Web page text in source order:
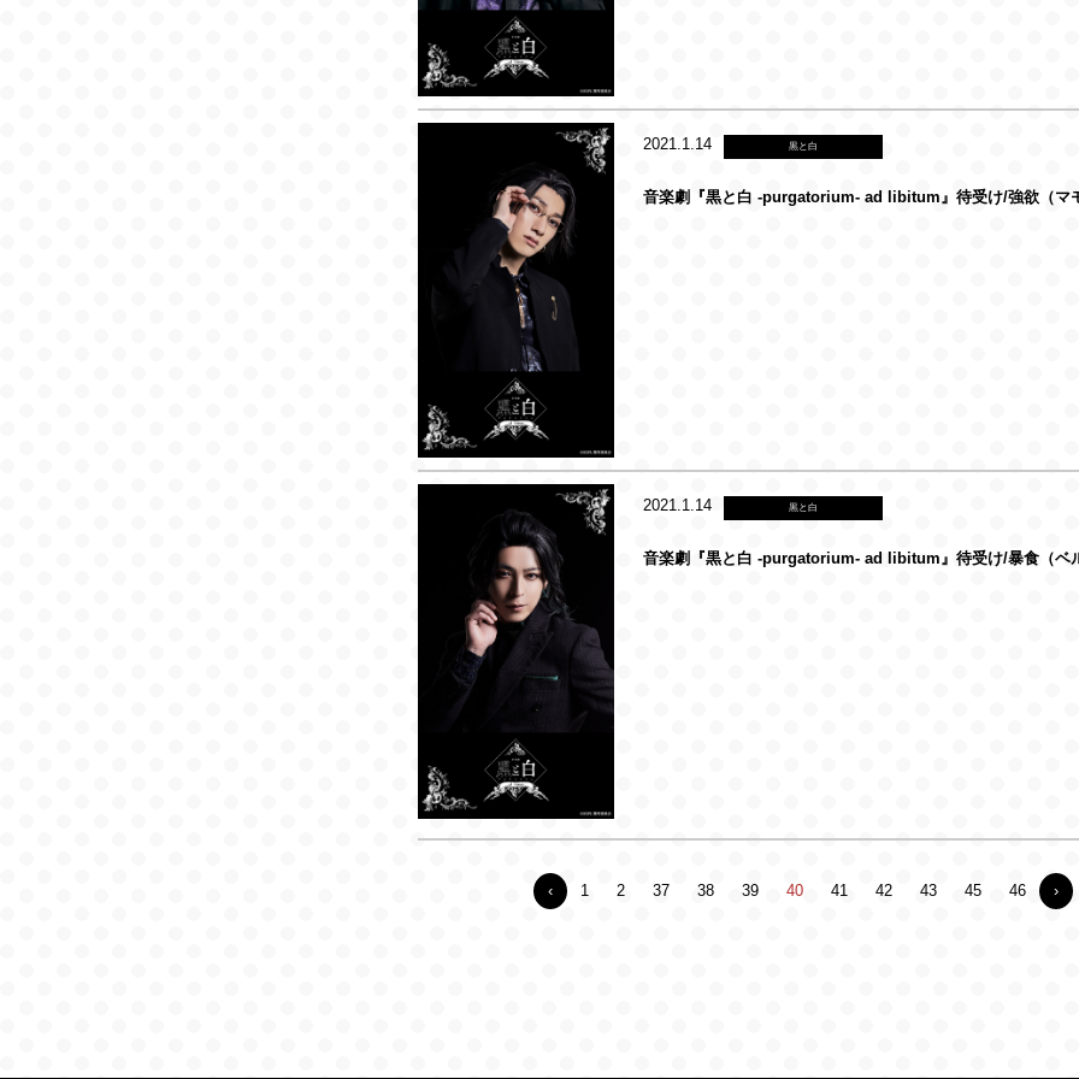
2021.1.14 黒と白
音楽劇『黒と白 -purgatorium- ad libitum』待受け/強欲（マ
2021.1.14 黒と白
音楽劇『黒と白 -purgatorium- ad libitum』待受け/暴食（ベ
‹ 1 2 37 38 39 40 41 42 43 45 46 ›